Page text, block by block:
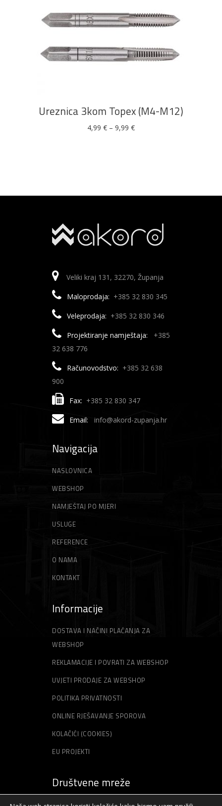
ODABERI OPCIJE
Ovaj
varijanti.
Ureznica 3kom Topex (M4-M12)
4,99 € – 9,99 €Raspon
Veliki kraj 131, 32270, Županja
Maloprodaja: +385 32 830 345
Veleprodaja: +385 32 830 346
Projektiranje namještaja:
+385
32 638 776
Računovodstvo: +385 32 638
900
Fax: +385 32 830 347
Email: info@akord-zupanja.hr
Navigacija
NASLOVNICA
WEBSHOP
NAMJEŠTAJ PO MJERI
USLUGE
REFERENCE
O NAMA
KONTAKT
Informacije
DOSTAVA I NAČINI PLAĆANJA ZA
WEBSHOP
REKLAMACIJE I POVRATI ZA WEBSHOP
UVJETI PRODAJE ZA WEBSHOP
POLITIKA PRIVATNOSTI
ONLINE RJEŠAVANJE SPOROVA
KOLAČIĆI (COOKIES)
EU PROJEKTI
Društvene mreže